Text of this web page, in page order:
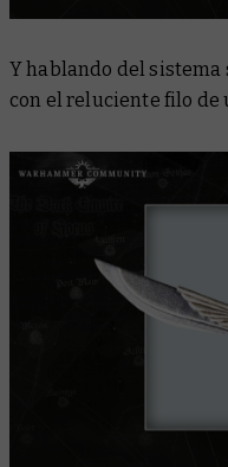
Y hablando del sistema
con el reluciente filo de